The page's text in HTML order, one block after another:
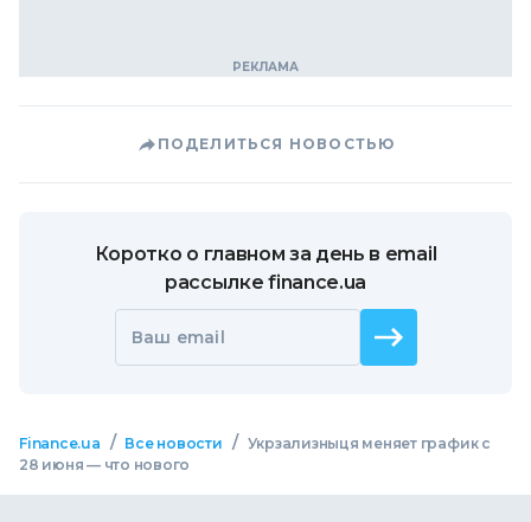
ПОДЕЛИТЬСЯ НОВОСТЬЮ
Коротко о главном за день в email
рассылке finance.ua
Ваш email
Finance.ua / Все новости / Укрзализныця меняет график с
28 июня — что нового